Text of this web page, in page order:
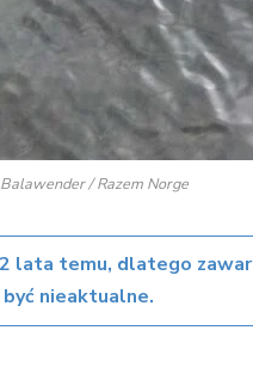
/ Razem Norge
lata temu, dlatego
nieaktualne.